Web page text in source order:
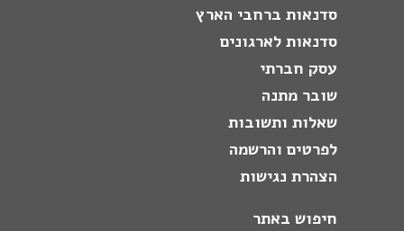
סדנאות ברחבי הארץ
סדנאות לארגונים
עסק חברתי
שובר מתנה
שאלות ותשובות
לפרטים והרשמה
הצהרת נגישות
חיפוש באתר